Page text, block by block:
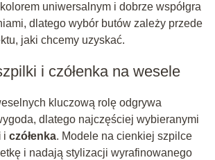
uniwersalnym i dobrze współgra
dlatego wybór butów zależy przede
jaki chcemy uzyskać.
i czółenka na wesele
kluczową rolę odgrywa
dlatego najczęściej wybieranymi
i czółenka. Modele na cienkiej szpilce
i nadają stylizacji wyrafinowanego